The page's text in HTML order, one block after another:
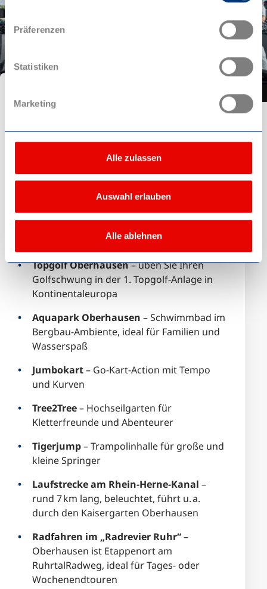
Präferenzen
Statistiken
Marketing
Alle zulassen
Auswahl erlauben
Alle ablehnen
Oberhausen begeistert nicht nur mit
spannenden Sehenswürdigkeiten, sondern
auszupowern und die Freizeit
abwechslungsreich zu gestalten. Ob
Spaziergänge – hier kommt jeder Sport- und
Freizeitfan auf seine Kosten.
Highlights für Sport- und Actionfans in
Topgolf Oberhausen– üben Sie Ihren
Golfschwung in der 1. Topgolf-Anlage in
Kontinentaleuropa
Aquapark Oberhausen – Schwimmbad im
Bergbau-Ambiente, ideal für Familien und
Wasserspaß
Jumbokart– Go-Kart-Action mit Tempo
und Kurven
Tree2Tree– Hochseilgarten für
Kletterfreunde und Abenteurer
Tigerjump– Trampolinhalle für große und
kleine Springer
Laufstrecke am Rhein-Herne-Kanal –
rund 7 km lang, beleuchtet, führt u. a.
durch den Kaisergarten Oberhausen
Radfahren im „Radrevier Ruhr“–
Oberhausen ist Etappenort am
RuhrtalRadweg, ideal für Tages- oder
Wochenendtouren